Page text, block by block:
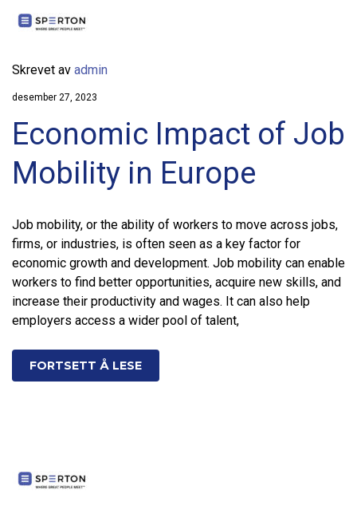
Skrevet av admin
desember 27, 2023
Economic Impact of Job
Mobility in Europe
Job mobility, or the ability of workers to move across jobs,
firms, or industries, is often seen as a key factor for
economic growth and development. Job mobility can enable
workers to find better opportunities, acquire new skills, and
increase their productivity and wages. It can also help
employers access a wider pool of talent,
FORTSETT Å LESE